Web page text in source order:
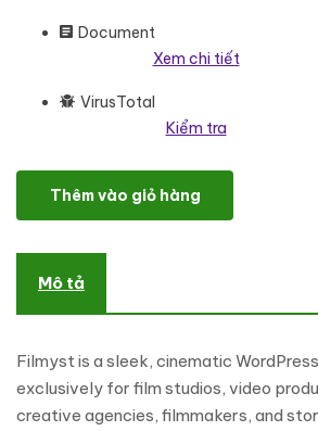
Document
Xem chi tiết
VirusTotal
Kiểm tra
Filmyst – Creative Film Studio &
Thêm vào giỏ hàng
Mô tả
Filmyst is a sleek, cinematic
exclusively for film studios, video
creative agencies, filmmakers, and